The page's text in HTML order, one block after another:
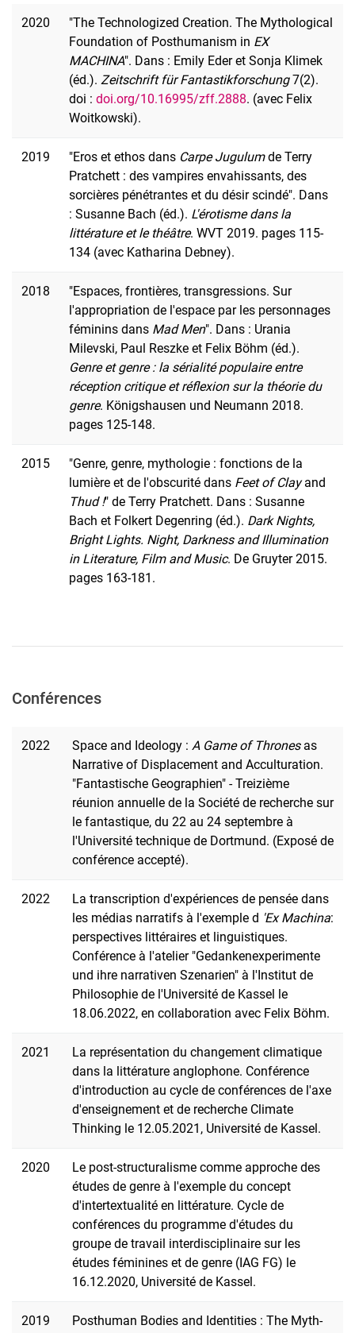
2020
"The Technologized Creation. The Mythological
Foundation of Posthumanism in EX
MACHINA". Dans : Emily Eder et Sonja Klimek
(éd.). Zeitschrift für Fantastikforschung7(2).
doi : doi.org/10.16995/zff.2888. (avec Felix
Woitkowski).
2019 "Eros et ethos dans Carpe Jugulumde Terry
Pratchett : des vampires envahissants, des
sorcières pénétrantes et du désir scindé". Dans
: Susanne Bach (éd.). L'érotisme dans la
littérature et le théâtre. WVT 2019. pages 115-
134 (avec Katharina Debney).
2018
"Espaces, frontières, transgressions. Sur
l'appropriation de l'espace par les personnages
féminins dans Mad Men". Dans : Urania
Milevski, Paul Reszke et Felix Böhm (éd.).
Genre et genre : la sérialité populaire entre
réception critique et réflexion sur la théorie du
genre. Königshausen und Neumann 2018.
pages 125-148.
2015
"Genre, genre, mythologie : fonctions de la
lumière et de l'obscurité dans Feet of Clayand
Thud !" de Terry Pratchett. Dans : Susanne
Bach et Folkert Degenring (éd.). Dark Nights,
Bright Lights. Night, Darkness and Illumination
in Literature, Film and Music. De Gruyter 2015.
pages 163-181.
Conférences
2022 Space and Ideology : A Game of Thrones as
Narrative of Displacement and Acculturation.
"Fantastische Geographien" - Treizième
réunion annuelle de la Société de recherche sur
le fantastique, du 22 au 24 septembre à
l'Université technique de Dortmund. (Exposé de
conférence accepté).
2022
La transcription d'expériences de pensée dans
les médias narratifs à l'exemple d 'Ex Machina:
perspectives littéraires et linguistiques.
Conférence à l'atelier "Gedankenexperimente
und ihre narrativen Szenarien" à l'Institut de
Philosophie de l'Université de Kassel le
18.06.2022, en collaboration avec Felix Böhm.
2021
La représentation du changement climatique
dans la littérature anglophone. Conférence
d'introduction au cycle de conférences de l'axe
d'enseignement et de recherche Climate
Thinking le 12.05.2021, Université de Kassel.
2020
Le post-structuralisme comme approche des
études de genre à l'exemple du concept
d'intertextualité en littérature. Cycle de
conférences du programme d'études du
groupe de travail interdisciplinaire sur les
études féminines et de genre (IAG FG) le
16.12.2020, Université de Kassel.
2019
Posthuman Bodies and Identities : The Myth-